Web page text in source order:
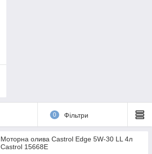
0 Фільтри
Моторна олива Castrol Edge 5W-30 LL 4л
Castrol 15668E